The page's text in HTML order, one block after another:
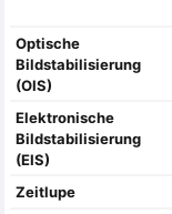
Optische
Bildstabilisierung
(OIS)
Elektronische
Bildstabilisierung
(EIS)
Zeitlupe